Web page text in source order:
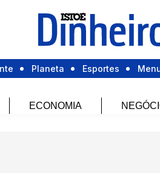
Planeta Esportes
ECONOMIA